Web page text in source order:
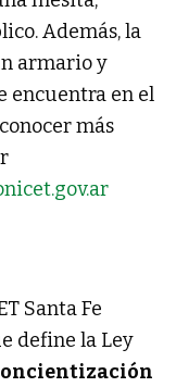
Además, la
armario y
encuentra en el
más
Santa Fe
define la Ley